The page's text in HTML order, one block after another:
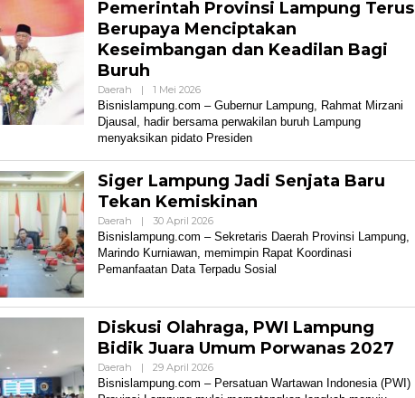
Pemerintah Provinsi Lampung Terus
Berupaya Menciptakan
Keseimbangan dan Keadilan Bagi
Buruh
Daerah | 1 Mei 2026Oleh
Bisnis
Lampung
Bisnislampung.com – Gubernur Lampung, Rahmat Mirzani
Djausal, hadir bersama perwakilan buruh Lampung
menyaksikan pidato Presiden
Siger Lampung Jadi Senjata Baru
Tekan Kemiskinan
Daerah | 30 April 2026Oleh
Bisnis
Lampung
Bisnislampung.com – Sekretaris Daerah Provinsi Lampung,
Marindo Kurniawan, memimpin Rapat Koordinasi
Pemanfaatan Data Terpadu Sosial
Diskusi Olahraga, PWI Lampung
Bidik Juara Umum Porwanas 2027
Daerah | 29 April 2026Oleh
Bisnis
Lampung
Bisnislampung.com – Persatuan Wartawan Indonesia (PWI)